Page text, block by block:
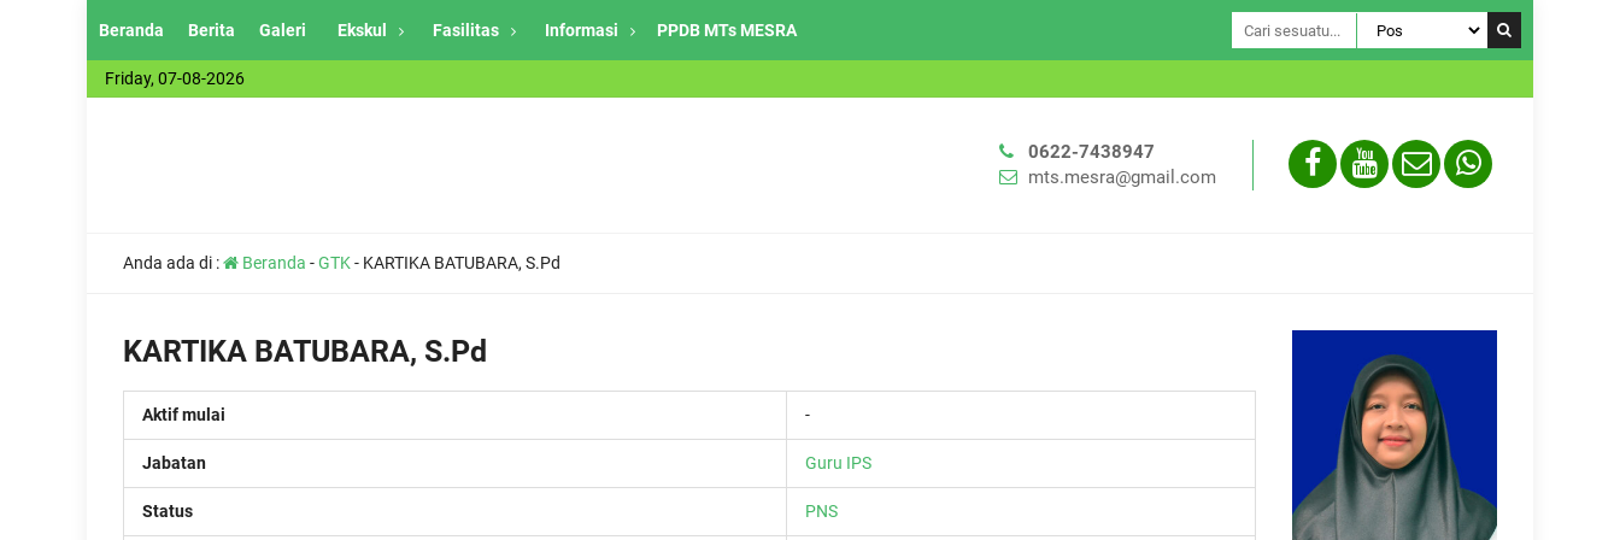
Beranda Berita Galeri Ekskul Fasilitas Informasi PPDB MTs MESRA
Friday, 07-08-2026
0622-7438947
mts.mesra@gmail.com
Anda ada di : Beranda -GTK- KARTIKA BATUBARA, S.Pd
KARTIKA BATUBARA, S.Pd
Aktif mulai -
Jabatan Guru IPS
Status PNS